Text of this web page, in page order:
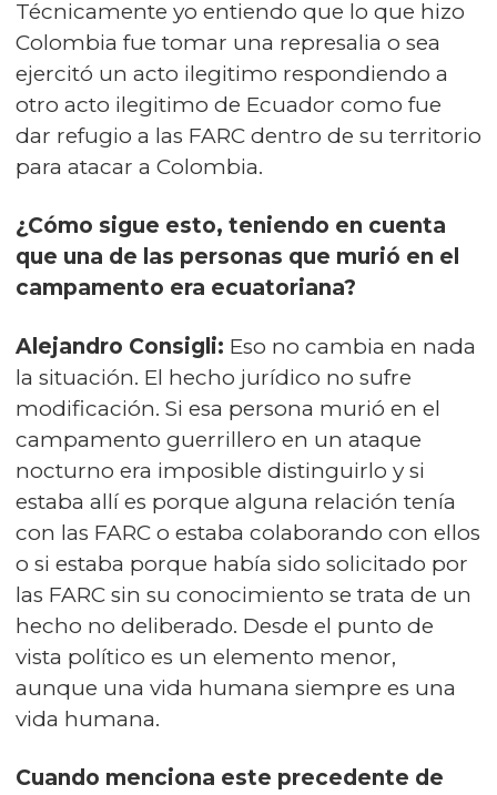
Técnicamente yo entiendo que lo que hizo
Colombia fue tomar una represalia o sea
ejercitó un acto ilegitimo respondiendo a
otro acto ilegitimo de Ecuador como fue
dar refugio a las FARC dentro de su territorio
para atacar a Colombia.
¿Cómo sigue esto, teniendo en cuenta
que una de las personas que murió en el
campamento era ecuatoriana?
Alejandro Consigli: Eso no cambia en nada
la situación. El hecho jurídico no sufre
modificación. Si esa persona murió en el
campamento guerrillero en un ataque
nocturno era imposible distinguirlo y si
estaba allí es porque alguna relación tenía
con las FARC o estaba colaborando con ellos
o si estaba porque había sido solicitado por
las FARC sin su conocimiento se trata de un
hecho no deliberado. Desde el punto de
vista político es un elemento menor,
aunque una vida humana siempre es una
vida humana.
Cuando menciona este precedente de